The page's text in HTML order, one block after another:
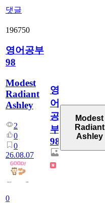
댓글
196750
영어공부
98
Modest
Radiant
Ashley
2
0
0
26.08.07
0
영
어
공
부
98
Modest
Radiant
Ashley